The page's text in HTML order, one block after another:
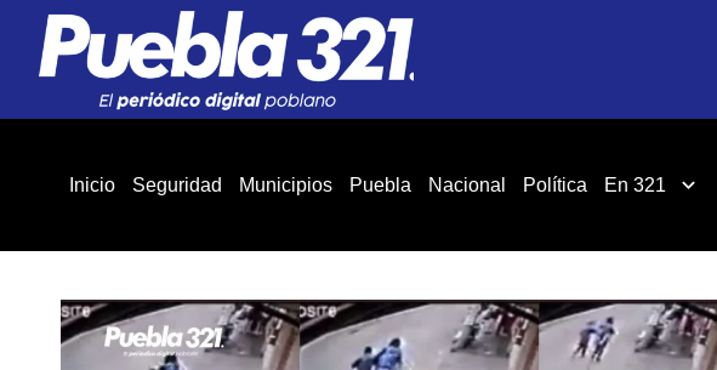
Inicio Seguridad Municipios Puebla Nacional Política En 321